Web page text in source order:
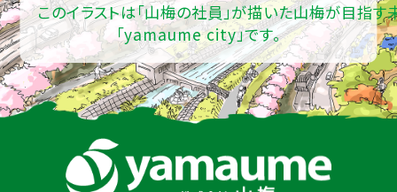
このイラストは「山梅の社員」が描いた山梅が目指す
「yamaume city」です。